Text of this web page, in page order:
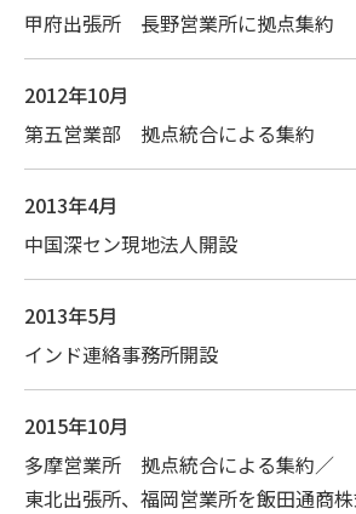
甲府出張所 長野営業所に拠点集約
2012年10月
第五営業部 拠点統合による集約
2013年4月
中国深セン現地法人開設
2013年5月
インド連絡事務所開設
2015年10月
多摩営業所 拠点統合による集約／
東北出張所、福岡営業所を飯田通商